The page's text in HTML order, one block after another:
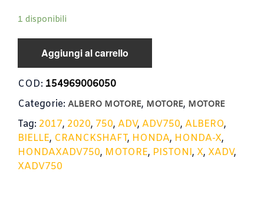
1 disponibili
Aggiungi al carrello
COD: 154969006050
Categorie: ALBERO MOTORE, MOTORE, MOTORE
Tag: 2017, 2020, 750, ADV, ADV750, ALBERO,
BIELLE, CRANCKSHAFT, HONDA, HONDA-X,
HONDAXADV750, MOTORE, PISTONI, X, XADV,
XADV750